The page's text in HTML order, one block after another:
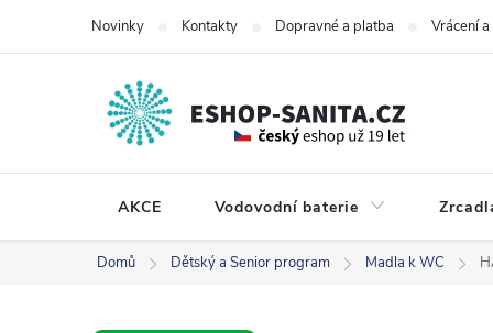
Novinky Kontakty Dopravné a platba Vrácení
AKCE Vodovodní baterie
Domů Dětský a Senior program Madla k WC